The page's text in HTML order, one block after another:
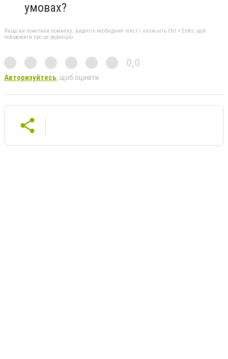
умовах?
Якщо ви помітили помилку, виділіть необхідний текст і натисніть Ctrl + Enter, щоб
повідомити про це редакцію
0,0
Авторизуйтесь, щоб оцінити